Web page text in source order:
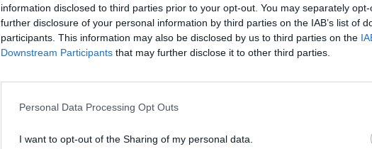
information disclosed to third parties prior to your opt-out. You may separately
further disclosure of your personal information by third parties on the IAB’s list of
participants. This information may also be disclosed by us to third parties on the
Downstream Participants that may further disclose it to other third parties.
Personal Data Processing Opt Outs
I want to opt-out of the Sharing of my personal data.
Funkcie
- jednoducho sa obúvajú
- gear-shift chránič obuvi
- vnútorná čižma
- chránič členka